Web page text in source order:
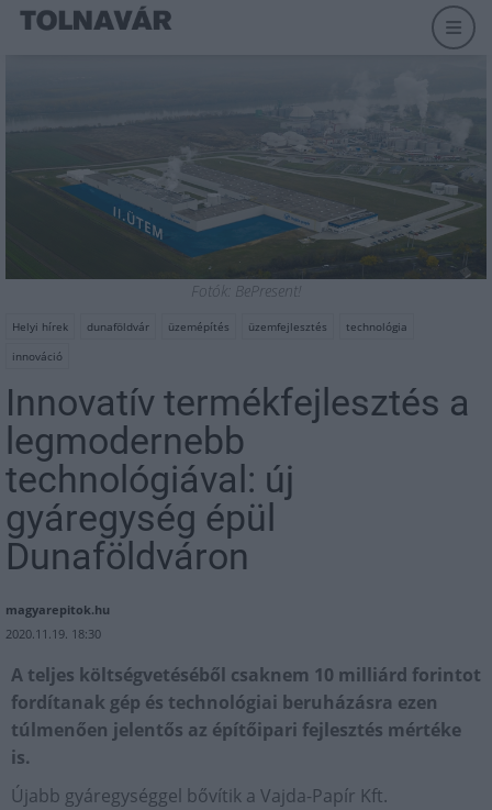
Fotók: BePresent!
Helyi hírek dunaföldvár üzemépítés üzemfejlesztés
technológia
innováció
Innovatív termékfejlesztés a
legmodernebb
technológiával: új
gyáregység épül
Dunaföldváron
magyarepitok.hu
2020.11.19. 18:30
A teljes költségvetéséből csaknem 10 milliárd forintot
fordítanak gép és technológiai beruházásra ezen
túlmenően jelentős az építőipari fejlesztés mértéke
is.
Újabb gyáregységgel bővítik a Vajda-Papír Kft.